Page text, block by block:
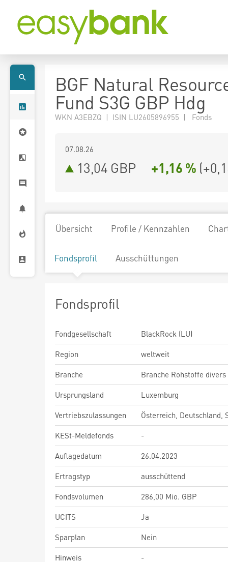
BGF Natural
Fund S3G GBP Hdg
WKN A3EBZQ | ISIN LU2605896955 | Fonds
07.08.26
13,04 GBP +1,16 % (
Übersicht Profile / Kennzahlen
Fondsprofil Ausschüttungen
Fondsprofil
Fondgesellschaft
BlackRock (LU)
Region
weltweit
Branche
Branche Rohstoffe divers
Ursprungsland
Luxemburg
Vertriebszulassungen
Österreich, Deutschland,
KESt-Meldefonds
-
Auflagedatum
26.04.2023
Ertragstyp
ausschüttend
Fondsvolumen
286,00 Mio. GBP
UCITS
Ja
Sparplan
Nein
Hinweis
-